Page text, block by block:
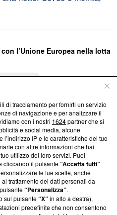
l’Unione Europea nella lotta
trasparenti su Blasting
e su come ci impegniamo a
la nostra aderenza a
Blasting News non è
ma ha richiesto di farne
effettuato una verifica di
di tracciamento per fornirti un servizio
di navigazione e per analizzare il
con i nostri 1624partner che si
e social media, alcune
IP e le caratteristiche del tuo
con altre informazioni che hai
utilizzo dei loro servizi. Puoi
cliccando il pulsante“Accetta tutti”
le tue scelte, anche
trattamento dei dati personali da
“Personalizza”.
sul pulsante“X”in alto a destra),
predefinite che non consentono